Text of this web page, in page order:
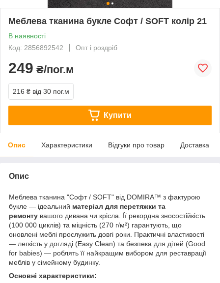
Меблева тканина букле Софт / SOFT колір 21
В наявності
Код: 2856892542
Опт і роздріб
249 ₴/пог.м
216 ₴ від 30 пог.м
Купити
Опис Характеристики Відгуки про товар Доставка
Опис
Меблева тканина "Софт / SOFT" від DOMIRA™ з фактурою
букле — ідеальний матеріал для перетяжки та
ремонту вашого дивана чи крісла. Її рекордна зносостійкість
(100 000 циклів) та міцність (270 г/м²) гарантують, що
оновлені меблі прослужить довгі роки. Практичні властивості
— легкість у догляді (Easy Clean) та безпека для дітей (Good
for babies) — роблять її найкращим вибором для реставрації
меблів у сімейному будинку.
Основні характеристики: